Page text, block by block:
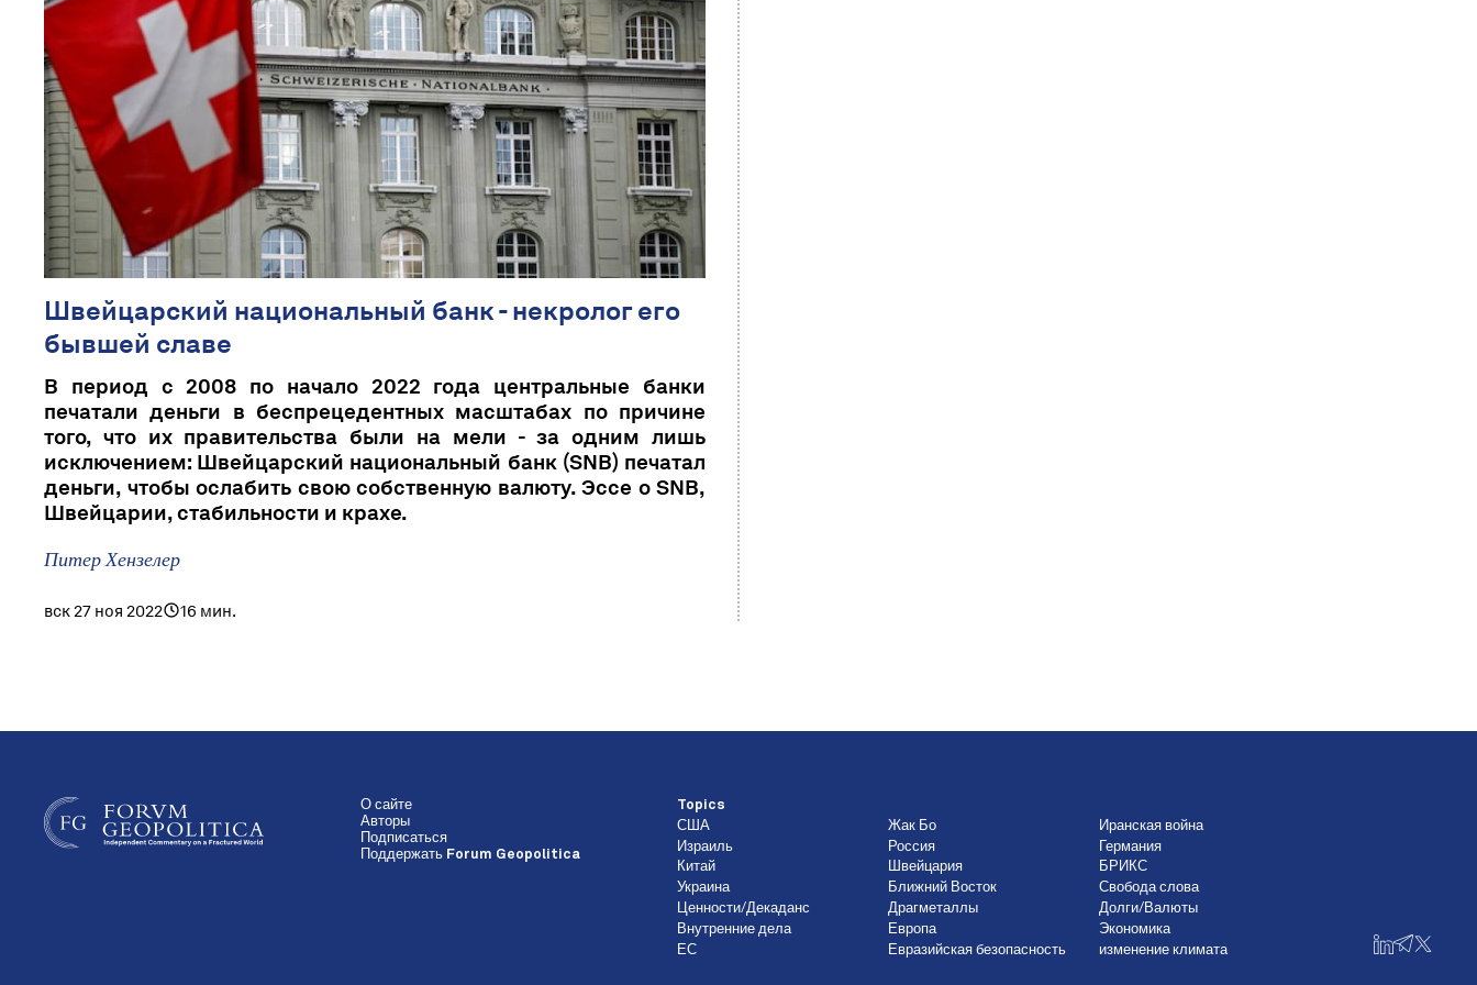
Швейцарский национальный банк - некролог его
бывшей славе
В период с 2008 по начало 2022 года центральные банки
печатали деньги в беспрецедентных масштабах по причине
того, что их правительства были на мели - за одним лишь
исключением: Швейцарский национальный банк (SNB) печатал
деньги, чтобы ослабить свою собственную валюту. Эссе о SNB,
Швейцарии, стабильности и крахе.
Питер Хензелер
вск 27 ноя 2022 16 мин.
О сайте
Авторы
Подписаться
Поддержать Forum Geopolitica
Topics
США
Жак Бо
Иранская война
Израиль
Россия
Германия
Китай
Швейцария
БРИКС
Украина
Ближний Восток
Свобода слова
Ценности/Декаданс
Драгметаллы
Долги/Валюты
Внутренние дела
Европа
Экономика
ЕС
Евразийская безопасность изменение климата